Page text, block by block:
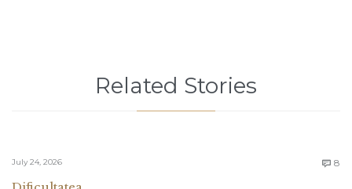
Related Stories
July 24, 2026  8